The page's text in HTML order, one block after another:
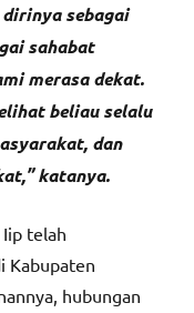
sebagai
sahabat
merasa dekat.
beliau selalu
dan
katanya.
telah
Kabupaten
hubungan